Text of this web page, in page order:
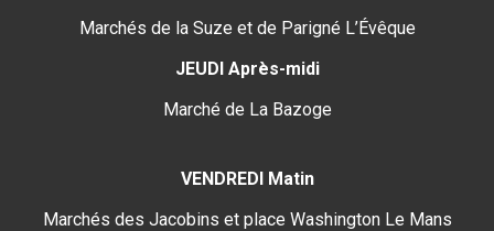
Marchés de la Suze et de Parigné L’Évêque
JEUDI Après-midi
Marché de La Bazoge
VENDREDI Matin
Marchés des Jacobins et place Washington Le Mans